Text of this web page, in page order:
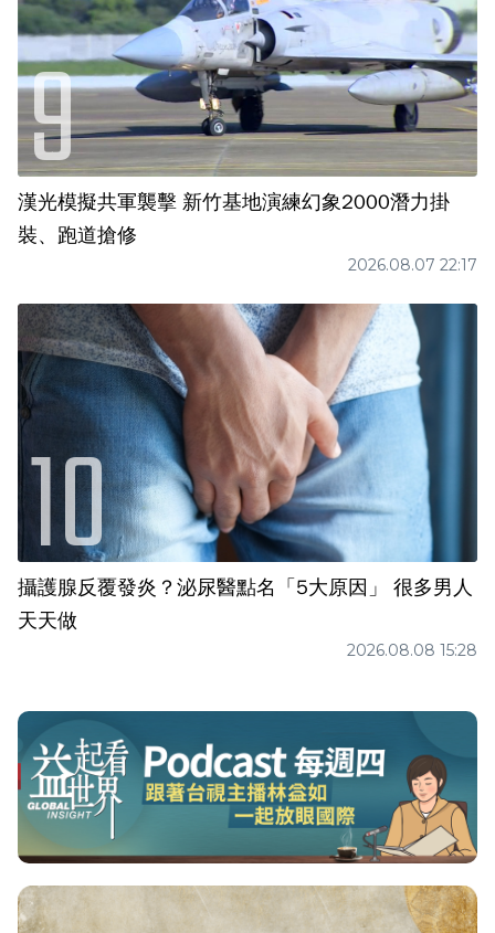
漢光模擬共軍襲擊 新竹基地演練幻象2000潛力掛
裝、跑道搶修
2026.08.07 22:17
攝護腺反覆發炎？泌尿醫點名「5大原因」 很多男人
天天做
2026.08.08 15:28